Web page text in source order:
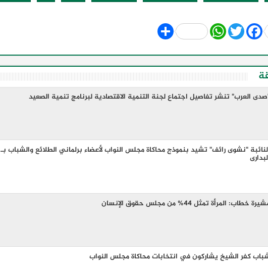
Share WhatsApp
Twitter
"نشوى رائف" تشيد بنموذج محاكاة مجلس النواب لأعضاء برلماني الطلائع والشباب بـ
خطاب: المرأة تمثل 44% من مجلس حقوق الإنسان
كفر الشيخ يشاركون في انتخابات محاكاة مجلس النواب